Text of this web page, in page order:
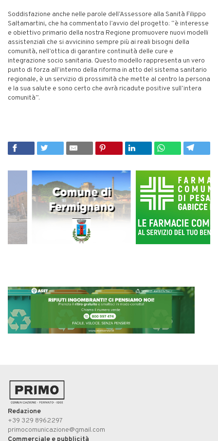
Soddisfazione anche nelle parole dell’Assessore alla Sanità Filippo
Saltamartini, che ha commentato l’avvio del progetto: “è interesse
e obiettivo primario della nostra Regione promuovere nuovi modelli
assistenziali che si avvicinino sempre più ai reali bisogni della
comunità, nell’ottica di garantire continuità delle cure e
integrazione socio sanitaria. Questo modello rappresenta un vero
punto di forza all’interno della riforma in atto del sistema sanitario
regionale, è un servizio di prossimità che mette al centro la persona
e la sua salute e sono certo che avrà ricadute positive sull’intera
comunità”.
Redazione
+39 329 8962297
primocomunicazione@gmail.com
Commerciale e pubblicità